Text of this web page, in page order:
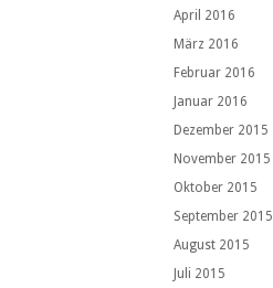
April 2016
März 2016
Februar 2016
Januar 2016
Dezember 2015
November 2015
Oktober 2015
September 2015
August 2015
Juli 2015